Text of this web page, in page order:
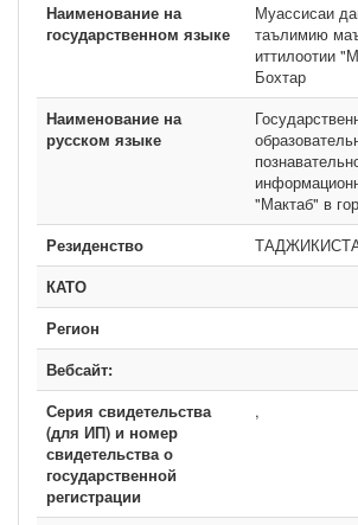
Наименование на
государственном языке
Муассисаи
таълимию
иттилоотии
Бохтар
Наименование на
русском языке
"Мактаб" в
Резиденство
КАТО
Регион
Вебсайт:
Серия свидетельства
(для ИП) и номер
свидетельства о
государственной
регистрации
,